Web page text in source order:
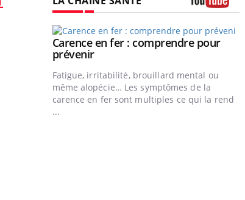
Youtube
Carence en fer : comprendre pour
prévenirYoutube
Fatigue, irritabilité, brouillard mental ou
même alopécie… Les symptômes de la
carence en fer sont multiples ce qui la rend
...